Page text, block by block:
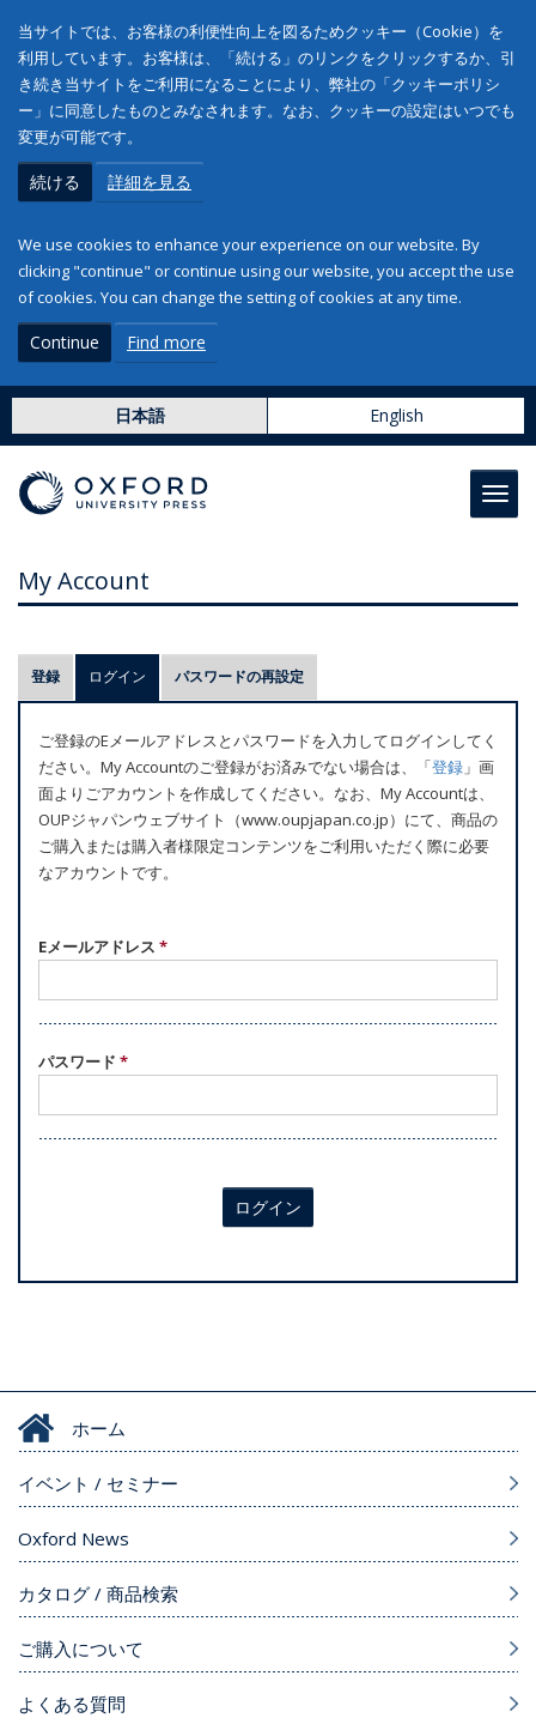
当サイトでは、お客様の利便性向上を図るためクッキー（Cookie）を
利用しています。お客様は、「続ける」のリンクをクリックするか、引
き続き当サイトをご利用になることにより、弊社の「クッキーポリシ
ー」に同意したものとみなされます。なお、クッキーの設定はいつでも
変更が可能です。
続ける 詳細を見る
We use cookies to enhance your experience on our website. By
clicking "continue" or continue using our website, you accept the use
of cookies. You can change the setting of cookies at any time.
Continue Find more
日本語 English
My Account
プ
ラ
マ
リ
ー
タ
ブ
登録 ログイン (アクティブなタブ)
パスワードの再設定
ご登録のEメールアドレスとパスワードを入力してログインしてく
ださい。My Accountのご登録がお済みでない場合は、「登録 」画
面よりごアカウントを作成してください。なお、My Accountは、
OUPジャパンウェブサイト（www.oupjapan.co.jp）にて、商品の
ご購入または購入者様限定コンテンツをご利用いただく際に必要
なアカウントです。
Eメールアドレス *
パスワード *
ログイン
ホーム
イベント / セミナー
Oxford News
カタログ / 商品検索
ご購入について
よくある質問